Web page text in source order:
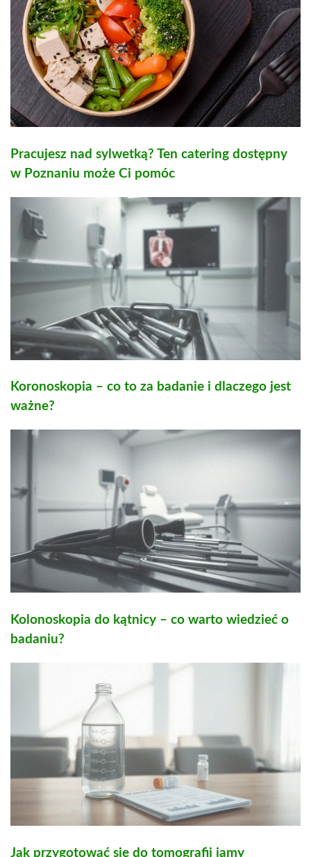
Pracujesz nad sylwetką? Ten catering dostępny
w Poznaniu może Ci pomóc
Koronoskopia – co to za badanie i dlaczego jest
ważne?
Kolonoskopia do kątnicy – co warto wiedzieć o
badaniu?
Jak przygotować się do tomografii jamy